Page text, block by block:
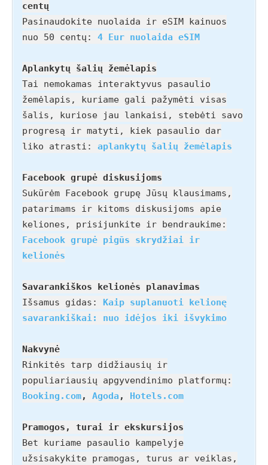
centų
Pasinaudokite nuolaida ir eSIM kainuos
nuo 50 centų: 4 Eur nuolaida eSIM
Aplankytų šalių žemėlapis
Tai nemokamas interaktyvus pasaulio
žemėlapis, kuriame gali pažymėti visas
šalis, kuriose jau lankaisi, stebėti savo
progresą ir matyti, kiek pasaulio dar
liko atrasti: aplankytų šalių žemėlapis
Facebook grupė diskusijoms
Sukūrėm Facebook grupę Jūsų klausimams,
patarimams ir kitoms diskusijoms apie
keliones, prisijunkite ir bendraukime:
Facebook grupė pigūs skrydžiai ir
kelionės
Savarankiškos kelionės planavimas
Išsamus gidas: Kaip suplanuoti kelionę
savarankiškai: nuo idėjos iki išvykimo
Nakvynė
Rinkitės tarp didžiausių ir
populiariausių apgyvendinimo platformų:
Booking.com, Agoda , Hotels.com
Pramogos, turai ir ekskursijos
Bet kuriame pasaulio kampelyje
užsisakykite pramogas, turus ar veiklas,